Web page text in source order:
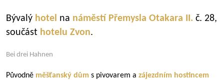
Bývalý hotel na náměstí Přemysla Otakara II. č. 28,
součást hotelu Zvon.
Bei drei Hahnen
Původně měšťanský dům s pivovarem a zájezdním hostincem